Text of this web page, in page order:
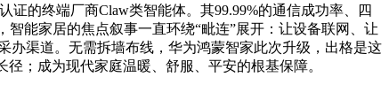
的终端厂商Claw类智能体。其99.99%的通信成功率、四
能家居的焦点叙事一直环绕“毗连”展开：让设备联网、让
办渠道。无需拆墙布线，华为鸿蒙智家此次升级，出格是这
；成为现代家庭温暖、舒服、平安的根基保障。